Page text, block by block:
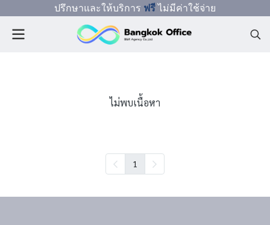
ปรึกษาและให้บริการ ฟรีไม่มีค่าใช้จ่าย
ไม่พบเนื้อหา
1